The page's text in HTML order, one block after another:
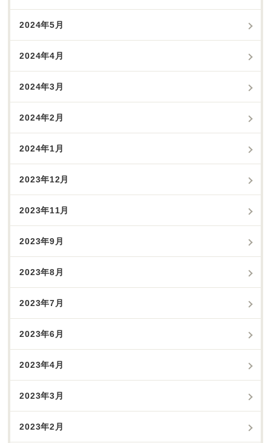
2024年5月
2024年4月
2024年3月
2024年2月
2024年1月
2023年12月
2023年11月
2023年9月
2023年8月
2023年7月
2023年6月
2023年4月
2023年3月
2023年2月